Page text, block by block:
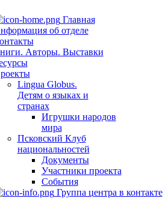
Главная
об отделе
Авторы. Выставки
Lingua Globus.
Детям о языках и
странах
Игрушки народов
мира
Псковский Клуб
национальностей
Документы
Участники проекта
События
Группа центра в контакте